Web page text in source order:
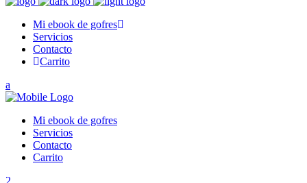
Mi ebook de gofres
Servicios
Contacto
Carrito
Mi ebook de gofres
Servicios
Contacto
Carrito